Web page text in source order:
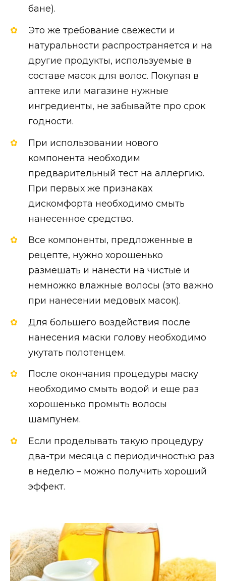
бане).
Это же требование свежести и
натуральности распространяется и на
другие продукты, используемые в
составе масок для волос. Покупая в
аптеке или магазине нужные
ингредиенты, не забывайте про срок
годности.
При использовании нового
компонента необходим
предварительный тест на аллергию.
При первых же признаках
дискомфорта необходимо смыть
нанесенное средство.
Все компоненты, предложенные в
рецепте, нужно хорошенько
размешать и нанести на чистые и
немножко влажные волосы (это важно
при нанесении медовых масок).
Для большего воздействия после
нанесения маски голову необходимо
укутать полотенцем.
После окончания процедуры маску
необходимо смыть водой и еще раз
хорошенько промыть волосы
шампунем.
Если проделывать такую процедуру
два-три месяца с периодичностью раз
в неделю – можно получить хороший
эффект.